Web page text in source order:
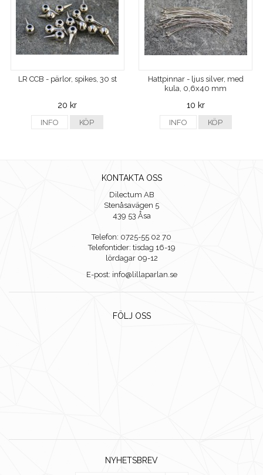
LR CCB - pärlor, spikes, 30 st
20 kr
INFO KÖP
Hattpinnar - ljus silver, med
kula, 0,6x40 mm
10 kr
INFO KÖP
KONTAKTA OSS
Dilectum AB
Stenåsavägen 5
439 53 Åsa
Telefon: 0725-55 02 70
Telefontider: tisdag 16-19
lördagar 09-12
E-post: info@lillaparlan.se
FÖLJ OSS
NYHETSBREV